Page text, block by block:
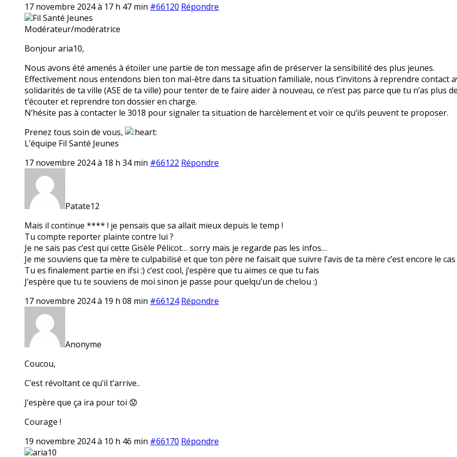
17 novembre 2024 à 17 h 47 min #66120 Répondre
Fil Santé Jeunes
Modérateur/modératrice
Bonjour aria10,
Nous avons été amenés à étoiler une partie de ton message afin de préserver la sensibilité des plus jeunes.
Effectivement nous entendons bien ton mal-être dans ta situation familiale, nous t’invitons à reprendre contact
solidarités de ta ville (ASE de ta ville) pour tenter de te faire aider à nouveau, ce n’est pas parce que tu n’as plus
t’écouter et reprendre ton dossier en charge.
N’hésite pas à contacter le 3018 pour signaler ta situation de harcèlement et voir ce qu’ils peuvent te proposer.
Prenez tous soin de vous,
L’équipe Fil Santé Jeunes
17 novembre 2024 à 18 h 34 min #66122 Répondre
Patate12
Mais il continue **** ! je pensais que sa allait mieux depuis le temp !
Tu compte reporter plainte contre lui ?
Je ne sais pas c’est qui cette Gisèle Pélicot… sorry mais je regarde pas les infos…
Je me souviens que ta mère te culpabilisé et que ton père ne faisait que suivre l’avis de ta mère c’est encore le cas
Tu es finalement partie en ifsi :) c’est cool, j’espère que tu aimes ce que tu fais
J’espère que tu te souviens de moi sinon je passe pour quelqu’un de chelou :)
17 novembre 2024 à 19 h 08 min #66124 Répondre
Anonyme
Coucou,
C’est révoltant ce qu’il t’arrive..
J’espère que ça ira pour toi 😟
Courage !
19 novembre 2024 à 10 h 46 min #66170 Répondre
aria10